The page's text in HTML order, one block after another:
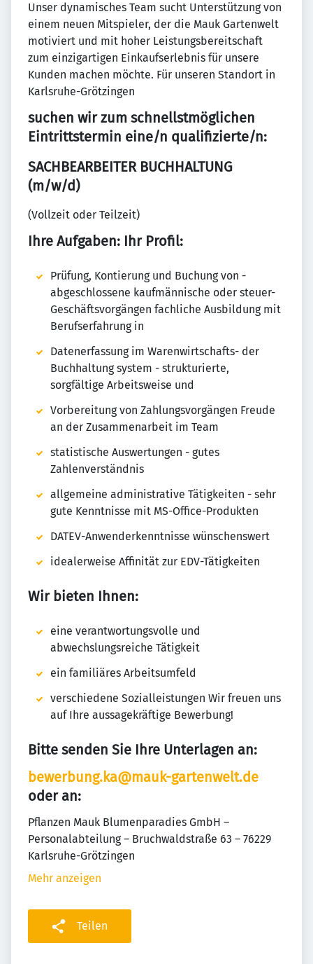
Unser dynamisches Team sucht Unterstützung von
einem neuen Mitspieler, der die Mauk Gartenwelt
motiviert und mit hoher Leistungsbereitschaft
zum einzigartigen Einkaufserlebnis für unsere
Kunden machen möchte. Für unseren Standort in
Karlsruhe-Grötzingen
suchen wir zum schnellstmöglichen
Eintrittstermin eine/n qualifizierte/n:
SACHBEARBEITER BUCHHALTUNG
(m/w/d)
(Vollzeit oder Teilzeit)
Ihre Aufgaben: Ihr Profil:
Prüfung, Kontierung und Buchung von -
abgeschlossene kaufmännische oder steuer-
Geschäftsvorgängen fachliche Ausbildung mit
Berufserfahrung in
Datenerfassung im Warenwirtschafts- der
Buchhaltung system - strukturierte,
sorgfältige Arbeitsweise und
Vorbereitung von Zahlungsvorgängen Freude
an der Zusammenarbeit im Team
statistische Auswertungen - gutes
Zahlenverständnis
allgemeine administrative Tätigkeiten - sehr
gute Kenntnisse mit MS-Office-Produkten
DATEV-Anwenderkenntnisse wünschenswert
idealerweise Affinität zur EDV-Tätigkeiten
Wir bieten Ihnen:
eine verantwortungsvolle und
abwechslungsreiche Tätigkeit
ein familiäres Arbeitsumfeld
verschiedene Sozialleistungen Wir freuen uns
auf Ihre aussagekräftige Bewerbung!
Bitte senden Sie Ihre Unterlagen an:
bewerbung.ka@mauk-gartenwelt.de
oder an:
Pflanzen Mauk Blumenparadies GmbH –
Personalabteilung – Bruchwaldstraße 63 – 76229
Karlsruhe-Grötzingen
Mehr anzeigen
Teilen